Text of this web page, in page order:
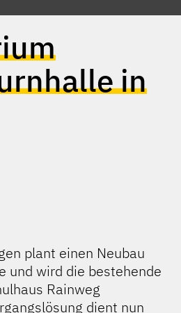
in
plant einen Neubau
und wird die bestehende
Rainweg
dient nun